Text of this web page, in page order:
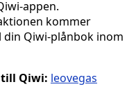
appen.
kommer
Qiwi-plånbok inom
till Qiwi: leovegas